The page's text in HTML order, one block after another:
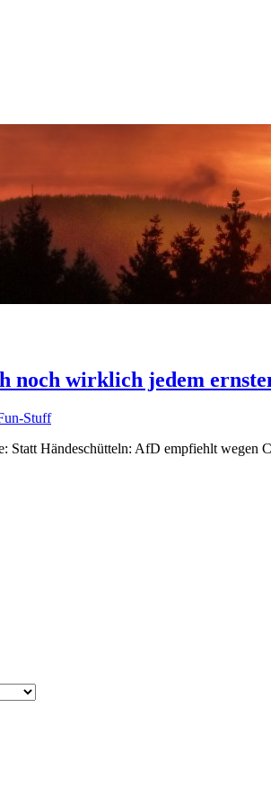
noch wirklich jedem
Stuff
Statt Händeschütteln: AfD empfiehlt wegen